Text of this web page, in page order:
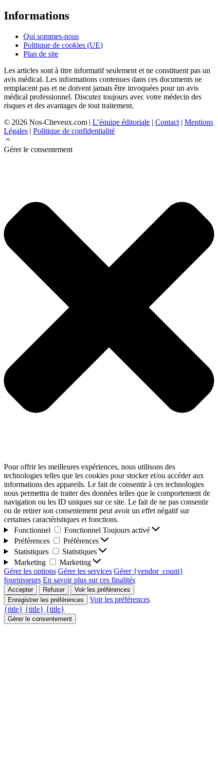
Informations
Qui sommes-nous
Politique de cookies (UE)
Plan de site
Les articles sont à titre informatif seulement et ne constituent pas un
avis médical. Les informations contenues dans ces documents ne
remplacent pas et ne doivent jamais être invoquées pour un avis
médical professionnel. Discutez toujours avec votre médecin des
risques et des avantages de tout traitement.
© 2026 Nos-Cheveux.com | L’équipe éditoriale | Contact | Mentions
Légales | Politique de confidentialité
Gérer le consentement
Pour offrir les meilleures expériences, nous utilisons des
technologies telles que les cookies pour stocker et/ou accéder aux
informations des appareils. Le fait de consentir à ces technologies
nous permettra de traiter des données telles que le comportement de
navigation ou les ID uniques sur ce site. Le fait de ne pas consentir
ou de retirer son consentement peut avoir un effet négatif sur
certaines caractéristiques et fonctions.
Fonctionnel
Fonctionnel Toujours activé
Préférences
Préférences
Statistiques
Statistiques
Marketing
Marketing
Gérer les options Gérer les services Gérer {vendor_count}
fournisseurs En savoir plus sur ces finalités
Accepter Refuser
Voir les préférences
Enregistrer les préférences
Voir les préférences
{title} {title} {title}
Gérer le consentement